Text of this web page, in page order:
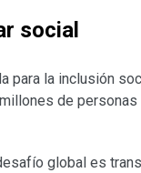
social
para la inclusión
de
global es